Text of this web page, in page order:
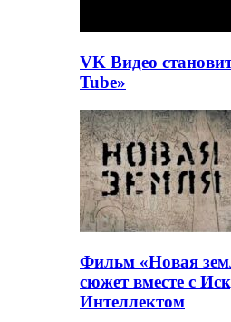
VK Видео
Tube»
Фильм «Новая
сюжет вместе с
Интеллектом